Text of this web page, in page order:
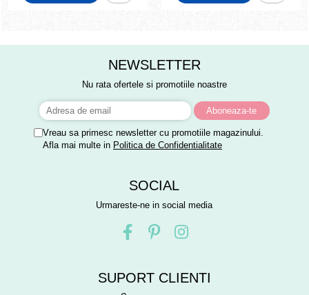
NEWSLETTER
Nu rata ofertele si promotiile noastre
Vreau sa primesc newsletter cu promotiile magazinului.
Afla mai multe in Politica de Confidentialitate
SOCIAL
Urmareste-ne in social media
SUPORT CLIENTI